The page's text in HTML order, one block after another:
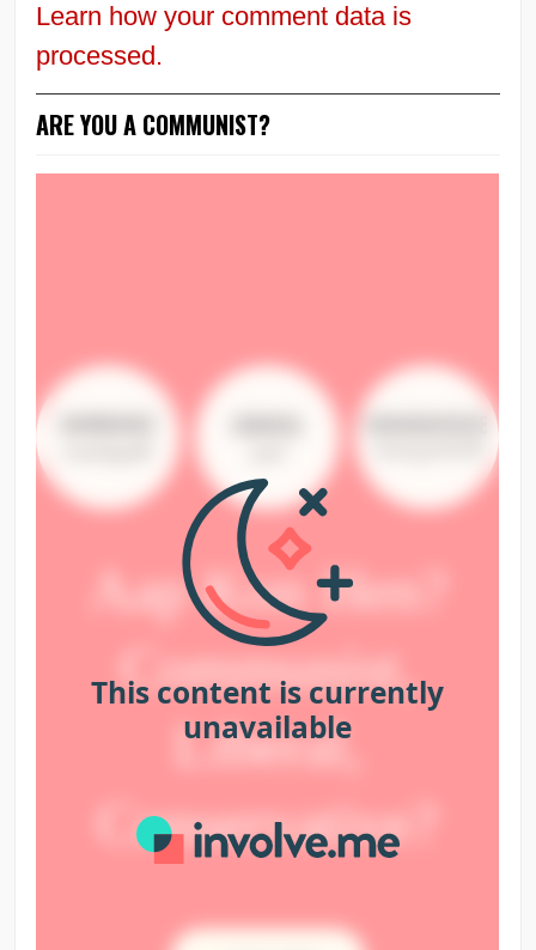
Learn how your comment data is
processed.
ARE YOU A COMMUNIST?